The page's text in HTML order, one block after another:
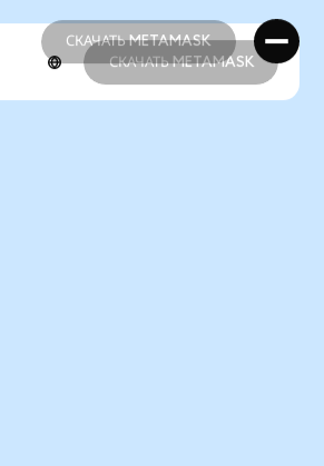
СКАЧАТЬ METAMASK
СКАЧАТЬ METAMASK
СКАЧАТЬ METAMASK